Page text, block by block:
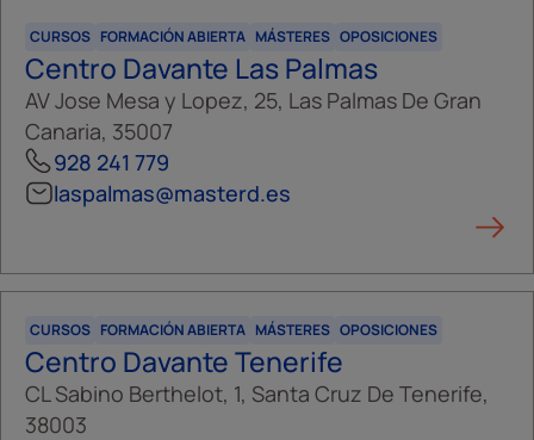
CURSOS FORMACIÓN ABIERTA MÁSTERES OPOSICIONES
Centro Davante Las Palmas
AV Jose Mesa y Lopez, 25, Las Palmas De Gran
Canaria, 35007
928 241 779
laspalmas@masterd.es
CURSOS FORMACIÓN ABIERTA MÁSTERES OPOSICIONES
Centro Davante Tenerife
CL Sabino Berthelot, 1, Santa Cruz De Tenerife,
38003